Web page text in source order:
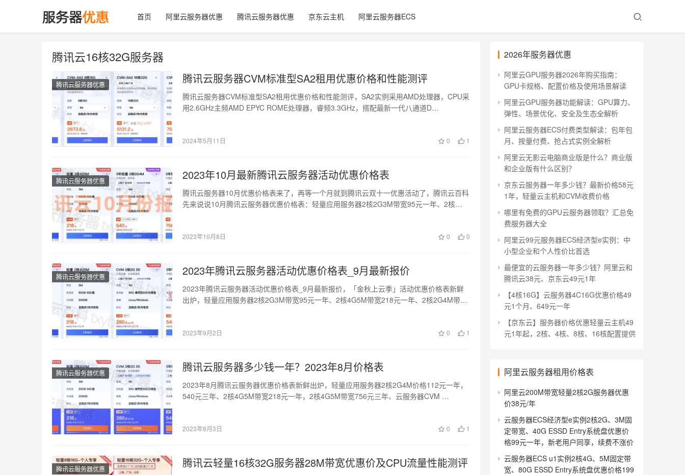
首页 阿里云服务器优惠 腾讯云服务器优惠 京东云主机 阿里云服务器ECS
腾讯云16核32G服务器
腾讯云服务器优惠 腾讯云服务器CVM标准型SA2租用优惠价格和性能测评
腾讯云服务器CVM标准型SA2租用优惠价格和性能测评，SA2实例采用AMD处理器，CPU采
用2.6GHz主频AMD EPYC ROME处理器，睿频3.3GHz，搭配最新一代八通道D…
2024年5月11日 0 1
腾讯云服务器优惠 2023年10月最新腾讯云服务器活动优惠价格表
腾讯云服务器10月优惠价格表来了，再等一个月就到腾讯云双十一优惠活动了，腾讯云百科
先来说说10月腾讯云服务器优惠价格表：轻量应用服务器2核2G3M带宽95元一年、2核
2023年10月8日 0 0
腾讯云服务器优惠 2023年腾讯云服务器活动优惠价格表_9月最新报价
2023年腾讯云服务器活动优惠价格表_9月最新报价，「金秋上云季」活动优惠价格表新鲜
出炉，轻量应用服务器2核2G3M带宽95元一年、2核4G5M带宽218元一年、2核2G4M带宽
2023年9月2日 0 1
腾讯云服务器优惠 腾讯云服务器多少钱一年？2023年8月价格表
2023年8月腾讯云服务器优惠价格表新鲜出炉，轻量应用服务器2核2G4M价格112元一年，
540元三年、2核4G5M带宽218元一年，2核4G5M带宽756元三年、云服务器CVM …
2023年8月3日 0 1
腾讯云服务器优惠 腾讯云轻量16核32G服务器28M带宽优惠价及CPU流量性能测评
2026年服务器优惠
阿里云GPU服务器2026年购买指南：
GPU卡规格、配置价格及使用场景解读
阿里云GPU服务器功能解读：GPU算力、
弹性、场景优化、安全及生态全解析
阿里云服务器ECS付费类型解读：包年包
月、按量付费、抢占式实例全解析
阿里云无影云电脑商业版是什么？商业版
和企业版有什么区别？
京东云服务器一年多少钱？最新价格58元
1年，轻量云主机和CVM收费价格
哪里有免费的GPU云服务器领取？汇总免
费服务器大全
阿里云99元服务器ECS经济型e实例：中
小型企业和个人性价比首选
最便宜的云服务器一年多少钱？阿里云和
腾讯云38元、京东云49元1年
【4核16G】云服务器4C16G优惠价格49
元1个月、649元一年
【京东云】服务器价格优惠轻量云主机49
元1年起，2核、4核、8核、16核配置提供
阿里云服务器租用价格表
阿里云200M带宽轻量2核2G服务器优惠
价38元/年
云服务器ECS经济型e实例2核2G、3M固
定带宽、40G ESSD Entry系统盘优惠价
格99元一年，新老用户同享，续费不涨价
云服务器ECS u1实例2核4G、5M固定带
宽、80G ESSD Entry系统盘优惠价格199